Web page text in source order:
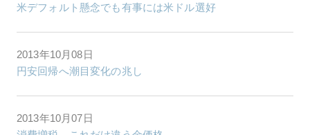
米デフォルト懸念でも有事には米ドル選好
2013年10月08日
円安回帰へ潮目変化の兆し
2013年10月07日